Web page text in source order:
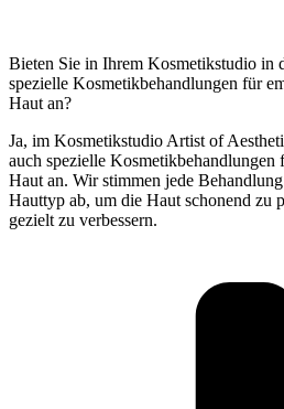
Bieten Sie in Ihrem Kosmetikstudio in
spezielle Kosmetikbehandlungen für
Haut an?
Ja, im Kosmetikstudio Artist of
auch spezielle
Haut an. Wir stimmen jede
Hauttyp ab, um die Haut schonend zu
gezielt zu verbessern.